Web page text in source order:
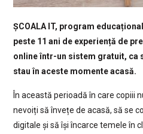
ȘCOALA IT, program
peste 11 ani de experiență de
online într-un sistem gratuit, ca
stau în aceste momente acasă.
În această perioadă în care copiii
nevoiți să învețe de acasă, să se
digitale și să își încarce temele în